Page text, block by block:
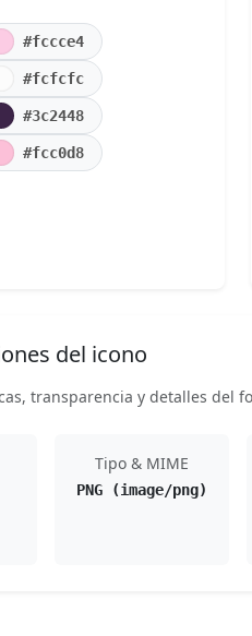
#fccce4
#fcfcfc
#3c2448
#fcc0d8
del icono
transparencia y detalles del
Tipo & MIME
PNG (image/png)